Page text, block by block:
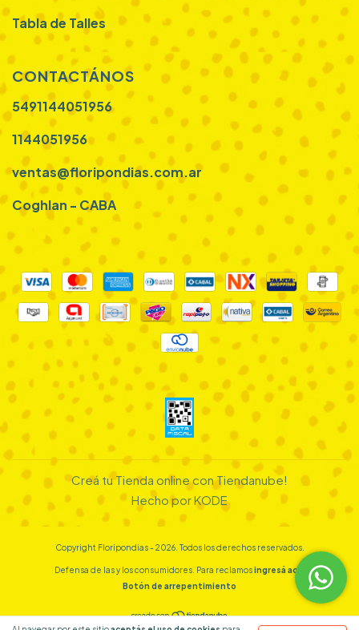
Tabla de Talles
CONTACTÁNOS
5491144051956
1144051956
ventas@floripondias.com.ar
Coghlan - CABA
Creá tu Tienda online con Tiendanube!
Hecho por KODE
Copyright Floripondias - 2026. Todos los derechos reservados.
Defensa de las y los consumidores. Para reclamosingresá acá.
Botón de arrepentimiento